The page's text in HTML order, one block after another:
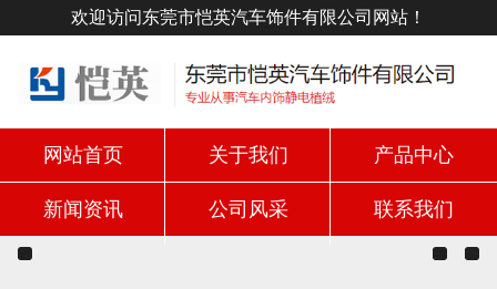
欢迎访问东莞市恺英汽车饰件有限公司网站！
网站首页 关于我们 产品中心
新闻资讯 公司风采 联系我们